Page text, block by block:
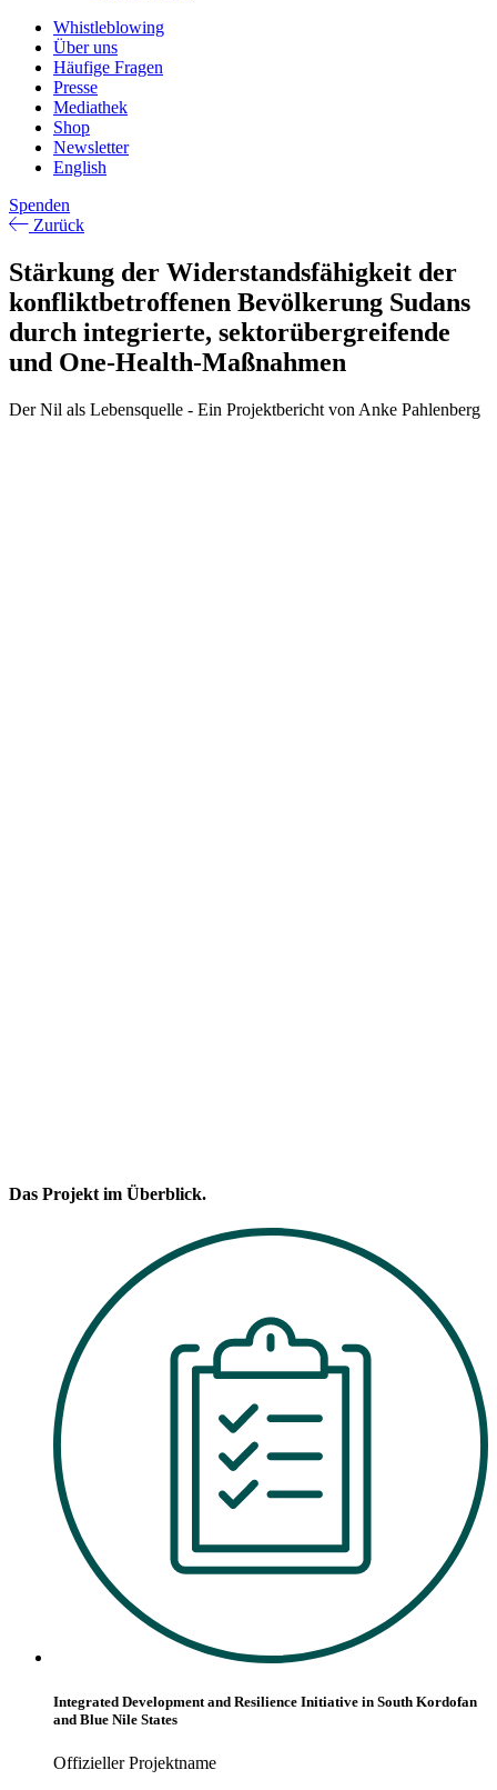
Whistleblowing
Über uns
Häufige Fragen
Presse
Mediathek
Shop
Newsletter
English
Spenden
Zurück
Stärkung der Widerstandsfähigkeit der
konfliktbetroffenen Bevölkerung Sudans
durch integrierte, sektorübergreifende
und One-Health-Maßnahmen
Der Nil als Lebensquelle - Ein Projektbericht von Anke Pahlenberg
Das Projekt im Überblick.
Integrated Development and Resilience Initiative in South Kordofan
and Blue Nile States
Offizieller Projektname